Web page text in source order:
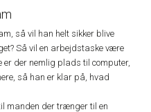
så vil han helt sikker blive
Så vil en arbejdstaske være
der nemlig plads til computer,
så han er klar på, hvad
manden der trænger til en